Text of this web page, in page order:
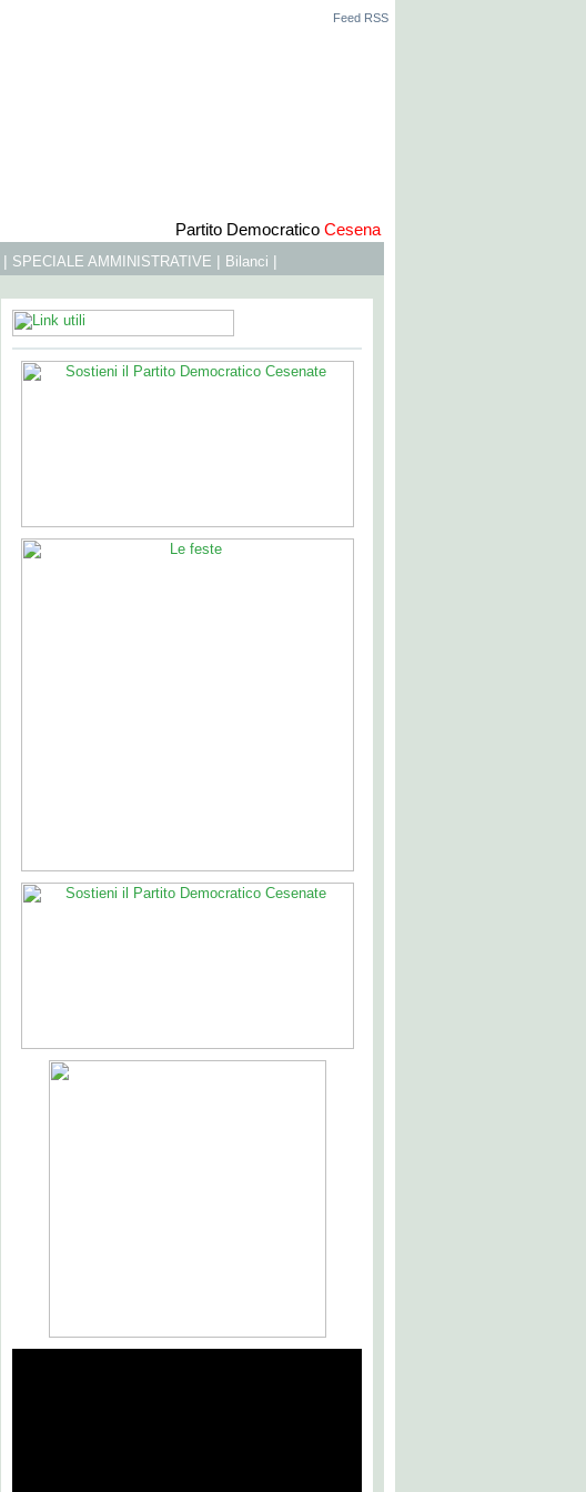
Feed RSS
Partito Democratico Cesena
| SPECIALE AMMINISTRATIVE | Bilanci |